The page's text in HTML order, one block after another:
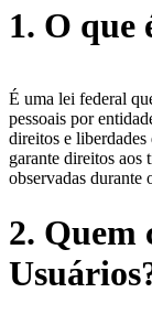
1. O que
É uma lei federal
pessoais por
direitos e
garante direitos aos
observadas durante
2. Quem